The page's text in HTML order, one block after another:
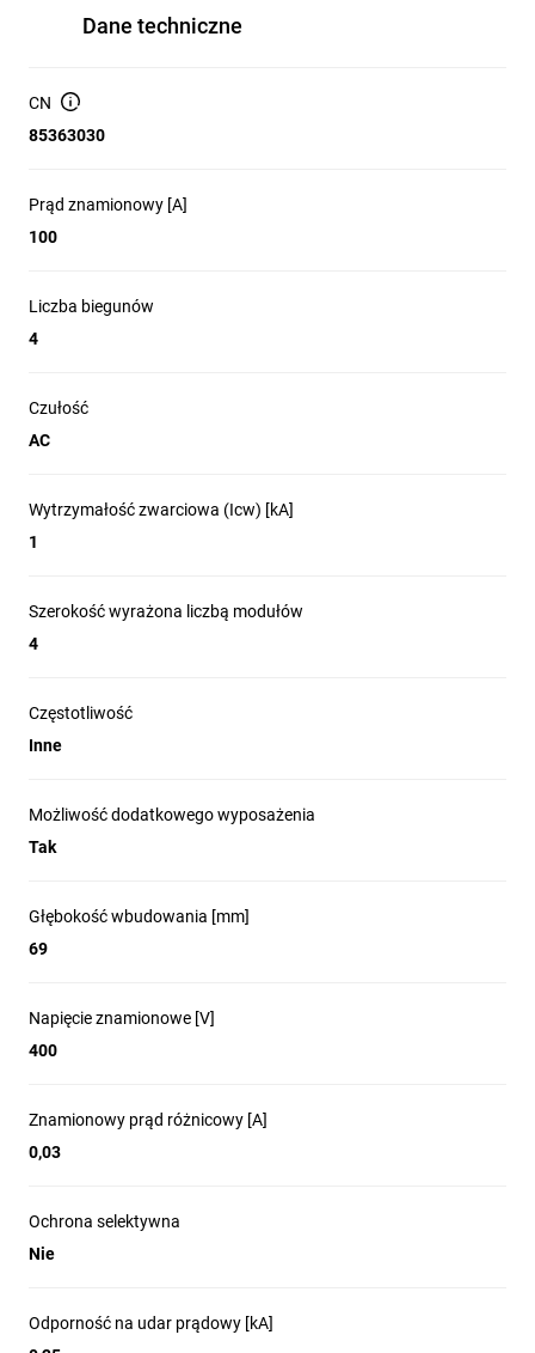
Dane techniczne
CN
85363030
Prąd znamionowy [A]
100
Liczba biegunów
4
Czułość
AC
Wytrzymałość zwarciowa (Icw) [kA]
1
Szerokość wyrażona liczbą modułów
4
Częstotliwość
Inne
Możliwość dodatkowego wyposażenia
Tak
Głębokość wbudowania [mm]
69
Napięcie znamionowe [V]
400
Znamionowy prąd różnicowy [A]
0,03
Ochrona selektywna
Nie
Odporność na udar prądowy [kA]